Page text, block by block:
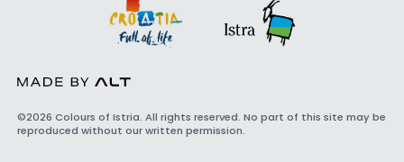
©2026 Colours of Istria. All rights reserved. No part of this site may be
reproduced without our written permission.